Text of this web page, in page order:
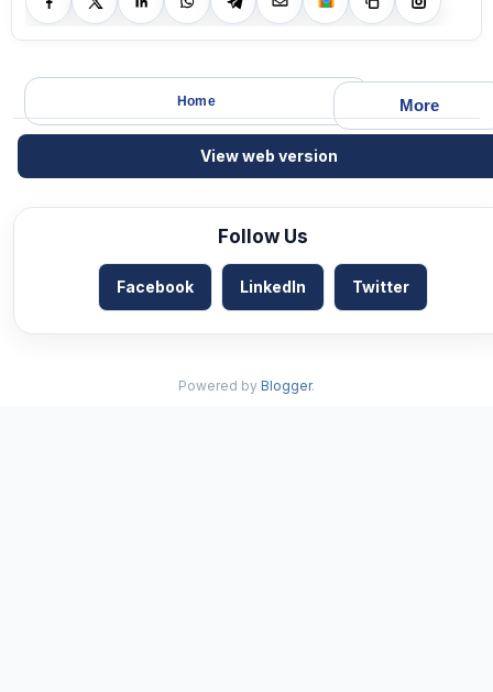
More
Home
View web version
Follow Us
Facebook LinkedIn Twitter
Powered by Blogger.